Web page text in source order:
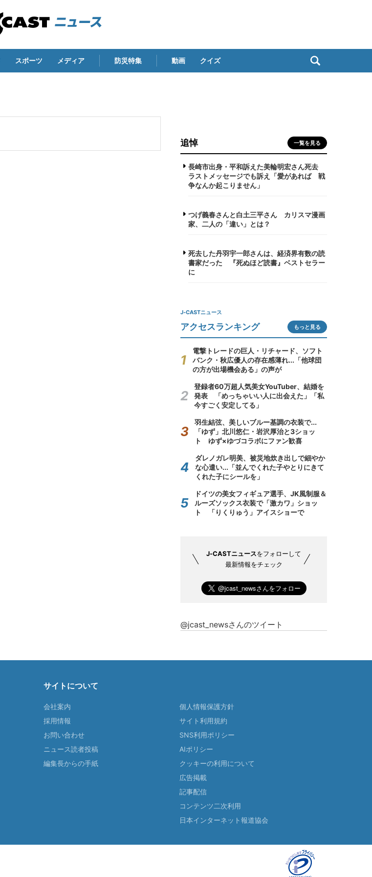
スポーツ メディア 防災特集 動画 クイズ
追悼 一覧を見る
長崎市出身・平和訴えた美輪明宏さん死去
ラストメッセージでも訴え「愛があれば 戦
争なんか起こりません」
つげ義春さんと白土三平さん カリスマ漫画
家、二人の「違い」とは？
死去した丹羽宇一郎さんは、経済界有数の読
書家だった 『死ぬほど読書』ベストセラー
に
J-CASTニュース
アクセスランキング もっと見る
電撃トレードの巨人・リチャード、ソフト
バンク・秋広優人の存在感薄れ...「他球団
の方が出場機会ある」の声が
登録者60万超人気美女YouTuber、結婚を
発表 「めっちゃいい人に出会えた」「私
今すごく安定してる」
羽生結弦、美しいブルー基調の衣装で...
「ゆず」北川悠仁・岩沢厚治と3ショッ
ト ゆず×ゆづコラボにファン歓喜
ダレノガレ明美、被災地炊き出しで細やか
な心遣い...「並んでくれた子やとりにきて
くれた子にシールを」
ドイツの美女フィギュア選手、JK風制服＆
ルーズソックス衣装で「激カワ」ショッ
ト 「りくりゅう」アイスショーで
J-CASTニュースをフォローして
最新情報をチェック
@jcast_newsさんのツイート
サイトについて
会社案内
採用情報
お問い合わせ
ニュース読者投稿
編集長からの手紙
個人情報保護方針
サイト利用規約
SNS利用ポリシー
AIポリシー
クッキーの利用について
広告掲載
記事配信
コンテンツ二次利用
日本インターネット報道協会